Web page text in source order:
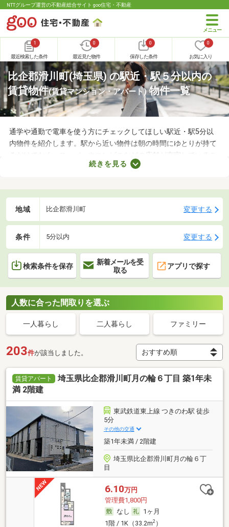
NTTグループ運営の不動産総合サイト goo住宅・不動産
1
最近検索した条件
0
最近見た物件
0
保存した条件
0
お気に入り
比企郡滑川町(埼玉県) の駅近・駅５分以内の
賃貸物件(賃貸マンション・アパート)物件一覧
通学や通勤で電車を使う方にチェックしてほしい駅近・駅5分以
内物件を紹介します。駅から近い物件は朝の時間にゆとりが持て
るだけでなく、スーパーやコンビニなどの店舗が充実しているこ
とも魅力。物件数も多いので、間取りや家賃などから自由に選べ
ょう。
続きを見る
地域 比企郡滑川町 変更する
条件 5分以内 変更する
検索条件を保存
新着メールを受
取る
アプリで探す
人数に合った間取りを選ぶ
一人暮らし 二人暮らし ファミリー
203件が該当しました。
賃貸アパート
埼玉県比企郡滑川町月の輪６丁目 築1年未
満 2階建
東武鉄道東上線 つきのわ駅 徒歩
5分
その他の交通
築1年未満 / 2階建
埼玉県比企郡滑川町月の輪６丁
目
6.10万円
管理費1,800円
なし
1ヶ月
1階 / 1K（33.2m2）